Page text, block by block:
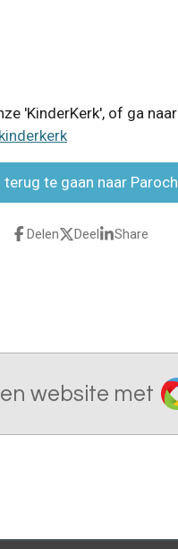
'KinderKerk', of ga naar
terug te gaan naar
Delen Deel Share
website met